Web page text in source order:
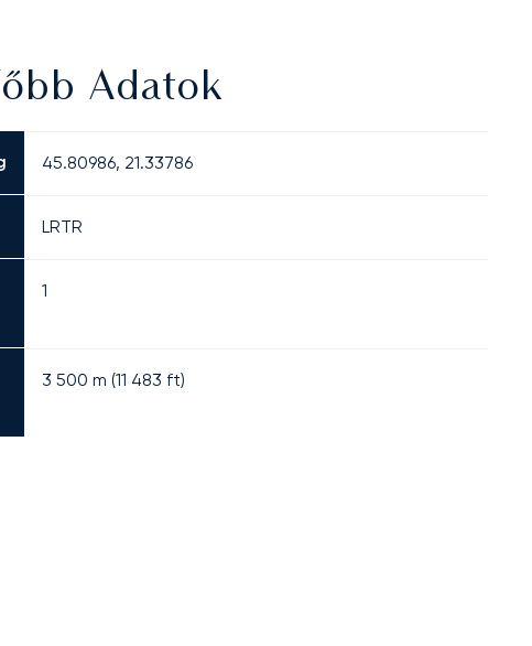
Adatok
45.80986, 21.33786
LRTR
1
3 500 m (11 483 ft)